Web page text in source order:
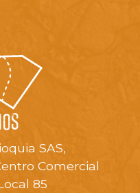
SAS,
Comercial
85